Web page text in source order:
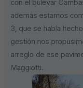
con el bulevar
además estamos
3, que se había
gestión nos
arreglo de ese
Maggiotti.